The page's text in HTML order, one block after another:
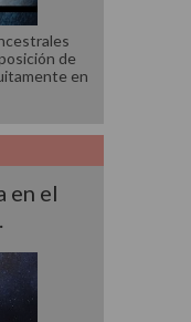
de
en
en el